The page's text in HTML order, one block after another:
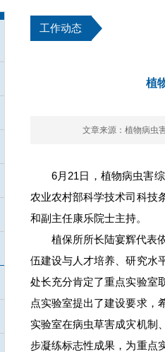
工作动态
植
文章来源：植物病虫
6月21日，植物病虫害
农业农村部科学技术司科技
和副主任康乐院士主持。
植保所所长陆宴辉代表
伍建设与人才培养、研究水
处长充分肯定了重点实验室
点实验室提出了建设要求，
实验室在病虫草害成灾机制
步凝练标志性成果，为重点